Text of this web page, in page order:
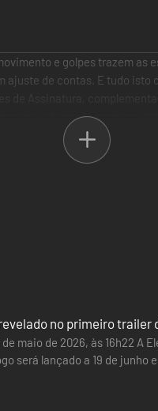
e golpes trazem
de contas. E tudo
exatamente como os
mais devastadores. E
novos como Hall
até às luzes
e Ken Shamrock,
que incluem novos
(UFC 248), Jiri Prochazka
Zombies, M. Tate e L.
(UFC 241) + 500 UFC Points)
para adquirir itens
revelado no primeiro trailer
maio de 2026, às 16h22 A
será lançado a 19 de
Artigo original